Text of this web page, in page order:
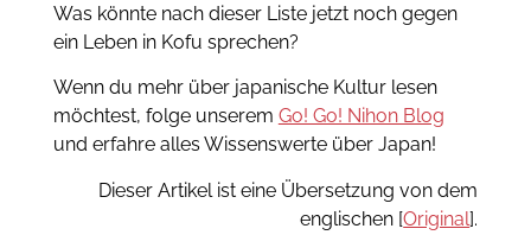
Was könnte nach dieser Liste jetzt noch gegen
ein Leben in Kofu sprechen?
Wenn du mehr über japanische Kultur lesen
möchtest, folge unserem Go! Go! Nihon Blog
und erfahre alles Wissenswerte über Japan!
Dieser Artikel ist eine Übersetzung von dem
englischen [Original].